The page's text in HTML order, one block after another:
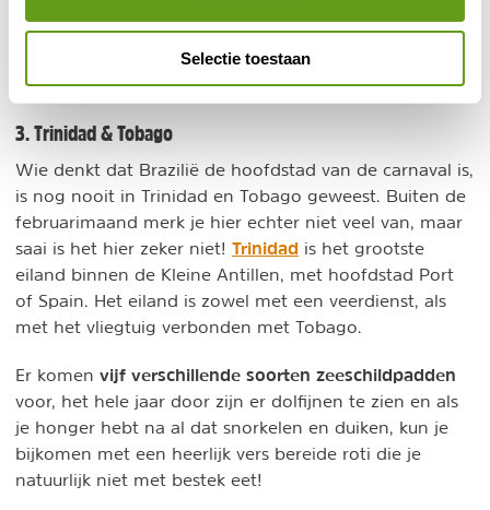
Selectie toestaan
zeven keer bezet geweest door de Engelsen, en zeven
keer door de Fransen. De overblijfselen hiervan kun je
3. Trinidad & Tobago
Wie denkt dat Brazilië de hoofdstad van de carnaval is,
is nog nooit in Trinidad en Tobago geweest. Buiten de
februarimaand merk je hier echter niet veel van, maar
saai is het hier zeker niet! Trinidad is het grootste
eiland binnen de Kleine Antillen, met hoofdstad Port
of Spain. Het eiland is zowel met een veerdienst, als
met het vliegtuig verbonden met Tobago.
Er komen vijf verschillende soorten zeeschildpadden
voor, het hele jaar door zijn er dolfijnen te zien en als
je honger hebt na al dat snorkelen en duiken, kun je
bijkomen met een heerlijk vers bereide roti die je
natuurlijk niet met bestek eet!